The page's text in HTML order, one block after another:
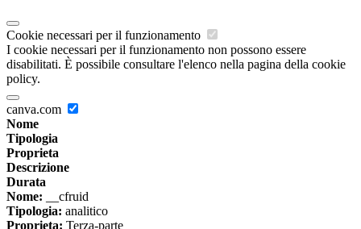
Cookie necessari per il funzionamento
I cookie necessari per il funzionamento non possono essere
disabilitati. È possibile consultare l'elenco nella pagina della cookie
policy.
canva.com
Nome
Tipologia
Proprieta
Descrizione
Durata
Nome: __cfruid
Tipologia: analitico
Proprieta: Terza-parte